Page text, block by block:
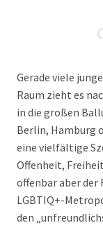
Gerade viele
Raum zieht es
in die großen
Berlin, Hamburg
eine vielfältige
Offenheit,
offenbar aber der
LGBTIQ+-
den